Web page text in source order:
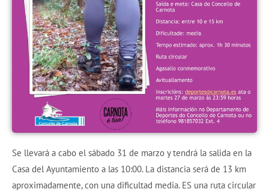
Se llevará a cabo el sábado 31 de marzo y tendrá la salida en la
Casa del Ayuntamiento a las 10:00. La distancia será de 13 km
aproximadamente, con una dificultad media. ES una ruta circular